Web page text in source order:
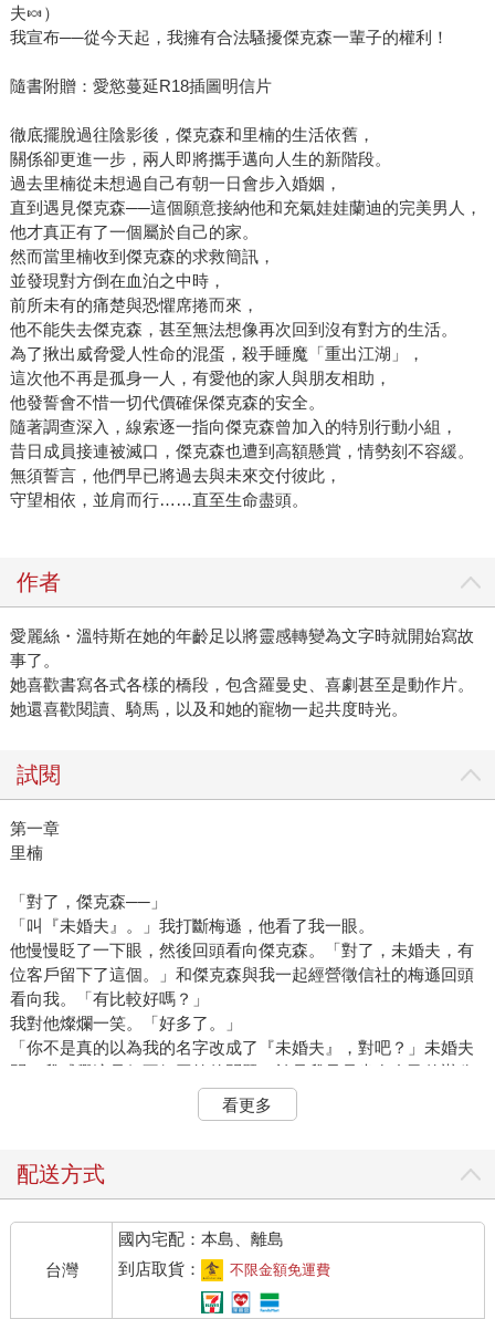
夫🍬）
我宣布──從今天起，我擁有合法騷擾傑克森一輩子的權利！
隨書附贈：愛慾蔓延R18插圖明信片
徹底擺脫過往陰影後，傑克森和里楠的生活依舊，
關係卻更進一步，兩人即將攜手邁向人生的新階段。
過去里楠從未想過自己有朝一日會步入婚姻，
直到遇見傑克森──這個願意接納他和充氣娃娃蘭迪的完美男人，
他才真正有了一個屬於自己的家。
然而當里楠收到傑克森的求救簡訊，
並發現對方倒在血泊之中時，
前所未有的痛楚與恐懼席捲而來，
他不能失去傑克森，甚至無法想像再次回到沒有對方的生活。
為了揪出威脅愛人性命的混蛋，殺手睡魔「重出江湖」，
這次他不再是孤身一人，有愛他的家人與朋友相助，
他發誓會不惜一切代價確保傑克森的安全。
隨著調查深入，線索逐一指向傑克森曾加入的特別行動小組，
昔日成員接連被滅口，傑克森也遭到高額懸賞，情勢刻不容緩。
無須誓言，他們早已將過去與未來交付彼此，
守望相依，並肩而行……直至生命盡頭。
作者
愛麗絲・溫特斯在她的年齡足以將靈感轉變為文字時就開始寫故
事了。
她喜歡書寫各式各樣的橋段，包含羅曼史、喜劇甚至是動作片。
她還喜歡閱讀、騎馬，以及和她的寵物一起共度時光。
試閱
第一章
里楠
「對了，傑克森──」
「叫『未婚夫』。」我打斷梅遜，他看了我一眼。
他慢慢眨了一下眼，然後回頭看向傑克森。「對了，未婚夫，有
位客戶留下了這個。」和傑克森與我一起經營徵信社的梅遜回頭
看向我。「有比較好嗎？」
我對他燦爛一笑。「好多了。」
「你不是真的以為我的名字改成了『未婚夫』，對吧？」未婚夫
問，我感覺這是個不好回答的問題，於是我只是坐在自己的辦公
桌後面，腳擱在未婚夫的椅子上，對他露出甜美的微笑，反正我
喜歡他站著，這樣我可以好好欣賞他；當他坐在辦公桌前的時
他還是很英俊，所以我原諒他。
說。
「噢噢噢噢，相信我，我太瞭解那個表情了。」傑克森說。
「你什麼都不瞭解。那麼我要下班了，我『真』的『探』詢過所
有去他的客戶，已經沒事做了，就是那麼厲害。跟我一起說：
『里楠真厲害。』」沒有人跟我一起說。
看更多
配送方式
台灣
國內宅配：本島、離島
到店取貨：
不限金額免運費